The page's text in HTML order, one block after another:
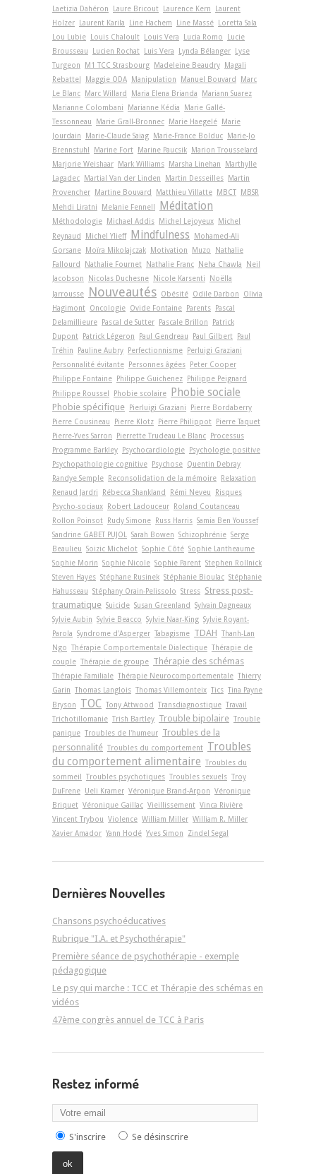
Laetizia Dahéron
Laure Bricout Laurence Kern
Laurent
Holzer
Laurent Karila Line Hachem Line Massé
Loretta Sala
Lou Lubie
Louis Chaloult Louis Vera Lucia Romo
Lucie
Brousseau
Lucien Rochat Luis Vera Lynda Bélanger
Lyse
Turgeon
M1 TCC Strasbourg Madeleine Beaudry
Magali
Rebattel
Maggie ODA Manipulation Manuel Bouvard
Marc
Le Blanc
Marc Willard Maria Elena Brianda
Mariann Suarez
Marianne Colombani
Marianne Kédia
Marie Gallé-
Tessonneau
Marie Grall-Bronnec Marie Haegelé
Marie
Jourdain
Marie-Claude Saiag Marie-France Bolduc
Marie-Jo
Brennstuhl
Marine Fort Marine Paucsik
Marion Trousselard
Marjorie Weishaar
Mark Williams Marsha Linehan
Marthylle
Lagadec
Martial Van der Linden Martin Desseilles
Martin
Provencher
Martine Bouvard Matthieu Villatte MBCT
MBSR
Mehdi Liratni
Melanie Fennell Méditation
Méthodologie Michael Addis Michel Lejoyeux
Michel
Reynaud
Michel Ylieff Mindfulness
Mohamed-Ali
Gorsane
Moïra Mikolajczak Motivation Muzo
Nathalie
Fallourd
Nathalie Fournet Nathalie Franc Neha Chawla
Neil
Jacobson
Nicolas Duchesne Nicole Karsenti
Noëlla
Jarrousse
Nouveautés Obésité Odile Darbon
Olivia
Hagimont Oncologie Ovide Fontaine Parents
Pascal
Delamillieure
Pascal de Sutter Pascale Brillon
Patrick
Dupont
Patrick Légeron Paul Gendreau Paul Gilbert
Paul
Tréhin
Pauline Aubry Perfectionnisme
Perluigi Graziani
Personnalité évitante
Personnes âgées
Peter Cooper
Philippe Fontaine
Philippe Guichenez
Philippe Peignard
Philippe Roussel
Phobie scolaire Phobie sociale
Phobie spécifique Pierluigi Graziani
Pierre Bordaberry
Pierre Cousineau
Pierre Klotz Pierre Philippot
Pierre Taquet
Pierre-Yves Sarron
Pierrette Trudeau Le Blanc
Processus
Programme Barkley
Psychocardiologie
Psychologie positive
Psychopathologie cognitive
Psychose Quentin Debray
Randye Semple
Reconsolidation de la mémoire
Relaxation
Renaud Jardri
Rébecca Shankland Rémi Neveu
Risques
Psycho-sociaux
Robert Ladouceur
Roland Coutanceau
Rollon Poinsot
Rudy Simone Russ Harris Samia Ben Youssef
Sandrine GABET PUJOL
Sarah Bowen Schizophrénie Serge
Beaulieu Soizic Michelot Sophie Côté Sophie Lantheaume
Sophie Morin Sophie Nicole Sophie Parent Stephen Rollnick
Steven Hayes Stéphane Rusinek Stéphanie Bioulac Stéphanie
Hahusseau Stéphany Orain-Pelissolo Stress Stress post-
traumatique Suicide Susan Greenland
Sylvain Dagneaux
Sylvie Aubin Sylvie Beacco Sylvie Naar-King Sylvie Royant-
Parola Syndrome d'Asperger Tabagisme TDAH Thanh-Lan
Ngo Thérapie Comportementale Dialectique Thérapie de
couple Thérapie de groupe Thérapie des schémas
Thérapie Familiale Thérapie Neurocomportementale Thierry
Garin Thomas Langlois Thomas Villemonteix Tics Tina Payne
Bryson
TOC Tony Attwood Transdiagnostique Travail
Trichotillomanie Trish Bartley Trouble bipolaire Trouble
panique Troubles de l'humeur Troubles de la
personnalité Troubles du comportement
Troubles
du comportement alimentaire Troubles du
sommeil
Troubles psychotiques Troubles sexuels Troy
DuFrene
Ueli Kramer Véronique Brand-Arpon Véronique
Briquet Véronique Gaillac Vieillissement Vinca Rivière
Vincent Trybou Violence William Miller William R. Miller
Xavier Amador Yann Hodé Yves Simon Zindel Segal
Dernières Nouvelles
Chansons psychoéducatives
Rubrique "I.A. et Psychothérapie"
Première séance de psychothérapie - exemple
pédagogique
Le psy qui marche : TCC et Thérapie des schémas en
vidéos
47ème congrès annuel de TCC à Paris
Restez informé
S'inscrire Se désinscrire